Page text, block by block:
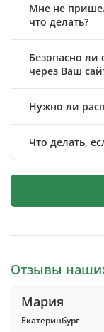
Мне не
что делать?
Безопасно ли
через Ваш
Нужно ли
Что делать,
Отзывы
Мария
Екатеринбург